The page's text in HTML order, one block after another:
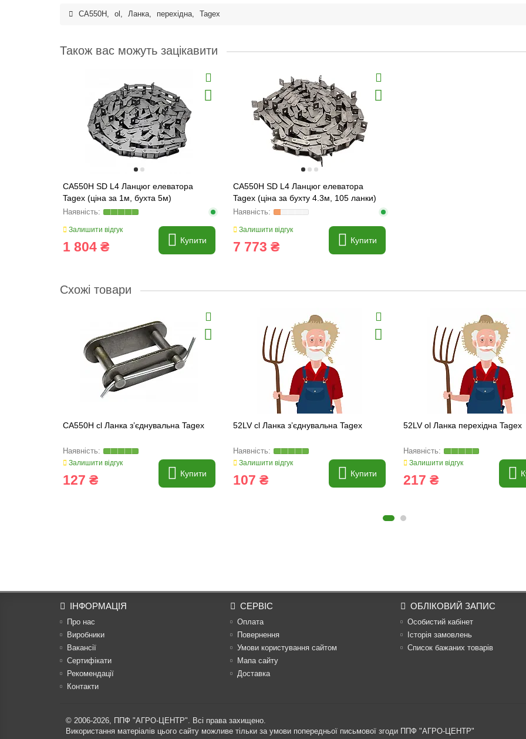
CA550H , ol , Ланка, перехідна, Tagex
Також вас можуть зацікавити
CA550H SD L4 Ланцюг елеватора
Tagex (ціна за 1м, бухта 5м)
Залишити відгук
1 804 ₴ Купити
CA550H SD L4 Ланцюг елеватора
Tagex (ціна за бухту 4.3м, 105 ланки)
Залишити відгук
7 773 ₴ Купити
Схожі товари
CA550H cl Ланка з’єднувальна Tagex
Залишити відгук
127 ₴ Купити
52LV cl Ланка з’єднувальна Tagex
Залишити відгук
107 ₴ Купити
52LV ol Ланка перехідна Tagex
Залишити відгук
217 ₴
ІНФОРМАЦІЯ
Про нас
Виробники
Вакансії
Сертифікати
Рекомендації
Контакти
СЕРВІС
Оплата
Повернення
Умови користування сайтом
Мапа сайту
Доставка
ОБЛІКОВИЙ ЗАПИС
Особистий кабінет
Історія замовлень
Список бажаних товарів
© 2006-2026, ППФ "АГРО-ЦЕНТР". Всі права захищено.
Використання матеріалів цього сайту можливе тільки за умови попередньої письмової згоди ППФ "АГРО-ЦЕНТР"